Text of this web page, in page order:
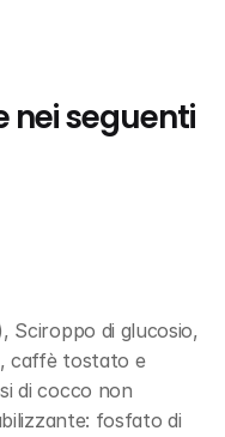
nei seguenti
Sciroppo di glucosio,
caffè tostato e
di cocco non
fosfato di